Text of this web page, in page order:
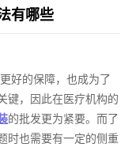
有哪些
好的保障，也成为了
键，因此在医疗机构的
的批发更为紧要。而了
时也需要有一定的侧重